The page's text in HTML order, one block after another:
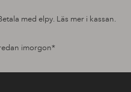
med elpy. Läs mer i kassan.
imorgon*